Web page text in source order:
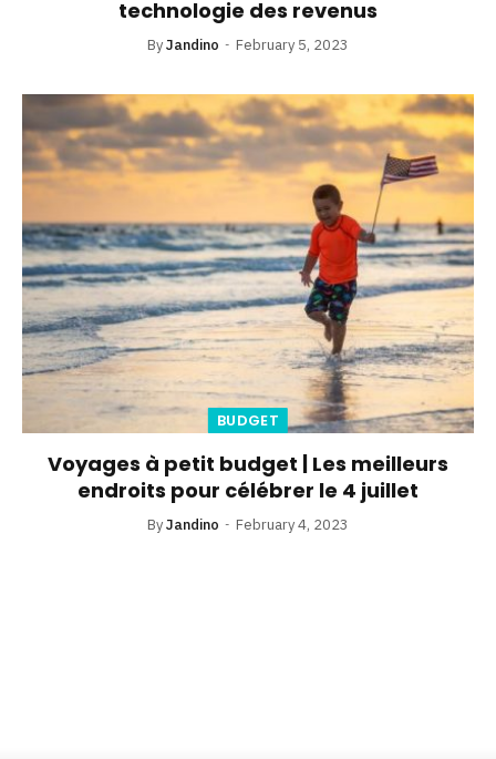
technologie des revenus
ByJandino February 5, 2023
BUDGET
Voyages à petit budget | Les meilleurs
endroits pour célébrer le 4 juillet
ByJandino February 4, 2023